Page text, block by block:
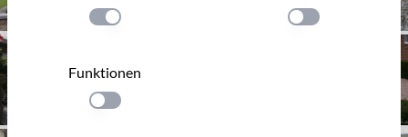
Einstellung anwenden
Einstellung
Funktionen
Einstellung anwenden